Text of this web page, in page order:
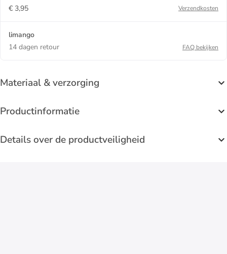
€ 3,95
Verzendkosten
limango
14 dagen retour
FAQ bekijken
Materiaal & verzorging
Productinformatie
Details over de productveiligheid